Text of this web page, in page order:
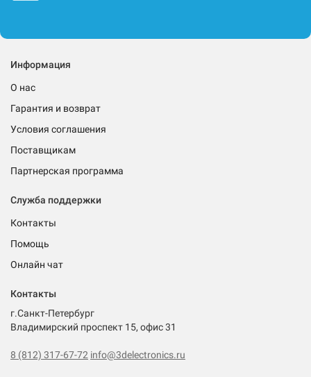
Информация
О нас
Гарантия и возврат
Условия соглашения
Поставщикам
Партнерская программа
Служба поддержки
Контакты
Помощь
Онлайн чат
Контакты
г.Санкт-Петербург
Владимирский проспект 15, офис 31
8 (812) 317-67-72 info@3delectronics.ru